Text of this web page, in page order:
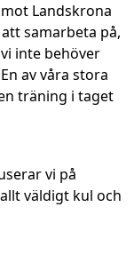
Landskrona
samarbeta på,
inte behöver
av våra stora
träning i taget
vi på
väldigt kul och